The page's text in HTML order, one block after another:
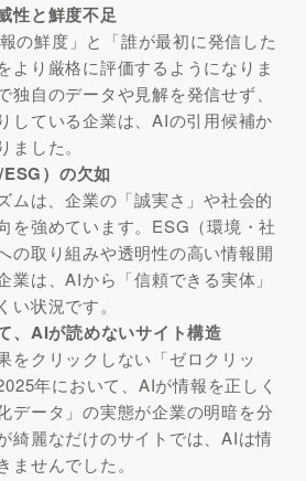
性と鮮度不足
の鮮度」と「誰が最初に発信した
より厳格に評価するようになりま
独自のデータや見解を発信せず、
している企業は、AIの引用候補か
ました。
）の欠如
ムは、企業の「誠実さ」や社会的
を強めています。ESG（環境・社
の取り組みや透明性の高い情報開
業は、AIから「信頼できる実体」
い状況です。
、AIが読めないサイト構造
をクリックしない「ゼロクリッ
年において、AIが情報を正しく
データ」の実態が企業の明暗を分
綺麗なだけのサイトでは、AIは情
ませんでした。